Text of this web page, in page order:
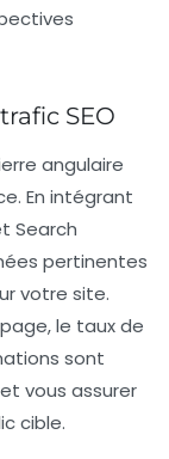
SEO
angulaire
En intégrant
Search
pertinentes
votre site.
le taux de
sont
vous assurer
cible.